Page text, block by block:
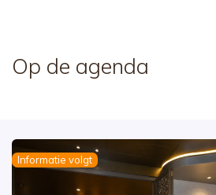
Op de agenda
Informatie volgt